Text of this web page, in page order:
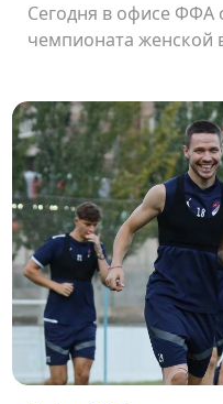
Сегодня в офисе ФФА
чемпионата женской